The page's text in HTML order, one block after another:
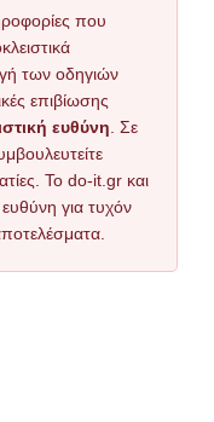
που
των οδηγιών
επιβίωσης
ευθύνη . Σε
Το do-it.gr και
για τυχόν